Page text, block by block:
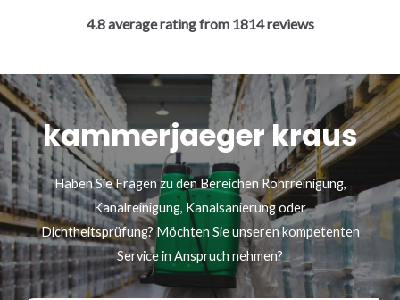
4.8 average rating from 1814 reviews
kammerjaeger kraus
Haben Sie Fragen zu den Bereichen Rohrreinigung,
Kanalreinigung, Kanalsanierung oder
Dichtheitsprüfung? Möchten Sie unseren kompetenten
Service in Anspruch nehmen?